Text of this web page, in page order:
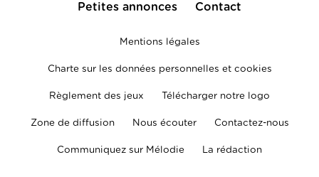
Petites annonces Contact
Mentions légales
Charte sur les données personnelles et cookies
Règlement des jeux Télécharger notre logo
Zone de diffusion Nous écouter Contactez-nous
Communiquez sur Mélodie La rédaction